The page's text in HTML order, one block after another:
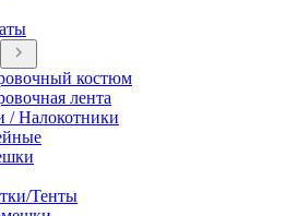
костюм
лента
/ Налокотники
Тенты